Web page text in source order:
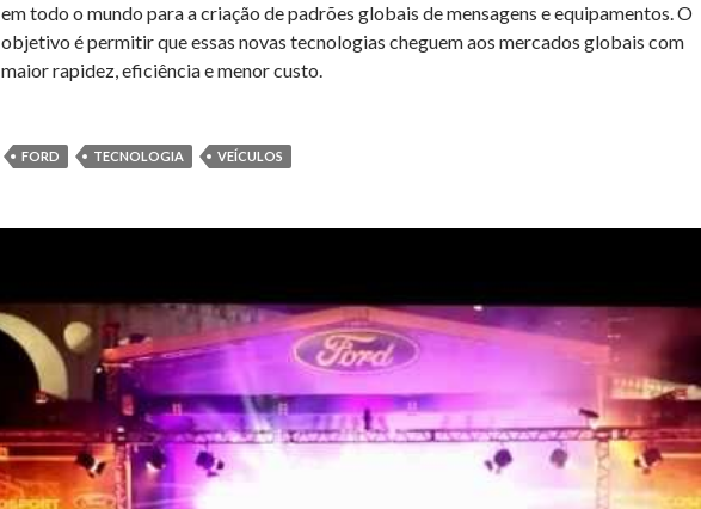
em todo o mundo para a criação de padrões globais de mensagens e equipamentos. O
objetivo é permitir que essas novas tecnologias cheguem aos mercados globais com
maior rapidez, eficiência e menor custo.
FORD TECNOLOGIA VEÍCULOS